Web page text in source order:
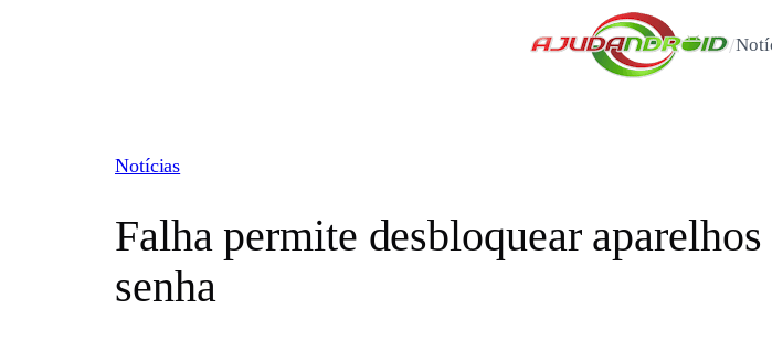
/
Notícias
Falha permite desbloquear
senha